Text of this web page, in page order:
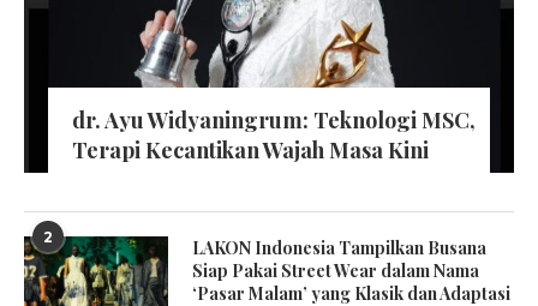
dr. Ayu Widyaningrum: Teknologi MSC,
Terapi Kecantikan Wajah Masa Kini
2
LAKON Indonesia Tampilkan Busana
Siap Pakai Street Wear dalam Nama
‘Pasar Malam’ yang Klasik dan Adaptasi